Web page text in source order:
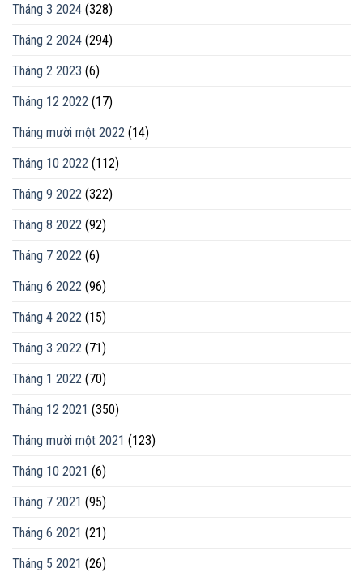
Tháng 3 2024 (328)
Tháng 2 2024 (294)
Tháng 2 2023 (6)
Tháng 12 2022 (17)
Tháng mười một 2022 (14)
Tháng 10 2022 (112)
Tháng 9 2022 (322)
Tháng 8 2022 (92)
Tháng 7 2022 (6)
Tháng 6 2022 (96)
Tháng 4 2022 (15)
Tháng 3 2022 (71)
Tháng 1 2022 (70)
Tháng 12 2021 (350)
Tháng mười một 2021 (123)
Tháng 10 2021 (6)
Tháng 7 2021 (95)
Tháng 6 2021 (21)
Tháng 5 2021 (26)